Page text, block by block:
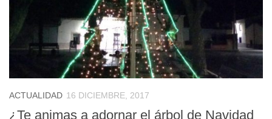
ACTUALIDAD 16 DICIEMBRE, 2017
¿Te animas a adornar el árbol de Navidad